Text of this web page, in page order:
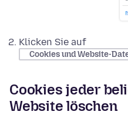
Klicken Sie auf
Cookies und Website-
Cookies jeder
Website löschen